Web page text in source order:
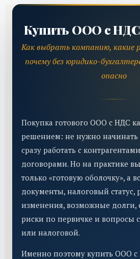
Купить ООО с НДС
Как выбрать компанию, какие
почему без юридико-
опасно
Покупка готового ООО с НДС
решением: не нужно начинать
сразу работать с
договорами. Но на практике
только «готовую оболочку», а
документы, налоговый статус,
изменения, возможные долги,
риски по первичке и вопросы
или налоговой.
Именно поэтому купить ООО с